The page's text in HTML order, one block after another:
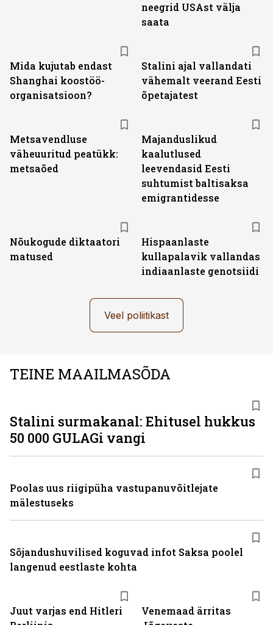
neegrid USAst välja
saata
Mida kujutab endast
Shanghai koostöö­
organisatsioon?
Stalini ajal vallandati
vähemalt veerand Eesti
õpetajatest
Metsavendluse
väheuuritud peatükk:
metsaõed
Majanduslikud
kaalutlused
leevendasid Eesti
suhtumist baltisaksa
emigrantidesse
Nõukogude diktaatori
matused
Hispaanlaste
kullapalavik vallandas
indiaanlaste genotsiidi
Veel poliitikast
TEINE MAAILMASÕDA
Juut varjas end Hitleri
Venemaad ärritas
Stalini surmakanal: Ehitusel hukkus
50 000 GULAGi vangi
Poolas uus riigipüha vastupanuvõitlejate
mälestuseks
Sõjandushuvilised koguvad infot Saksa poolel
langenud eestlaste kohta